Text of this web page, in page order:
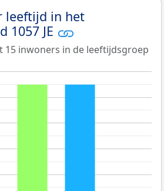
leeftijd in het
1057 JE
15 inwoners in de leeftijdsgroep